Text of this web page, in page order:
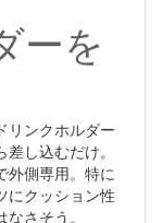
ーを
リンクホルダー
し込むだけ。
外側専用。特に
にクッション性
さそう。